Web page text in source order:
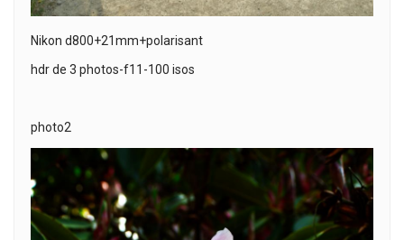
Nikon d800+21mm+polarisant
hdr de 3 photos-f11-100 isos
photo2